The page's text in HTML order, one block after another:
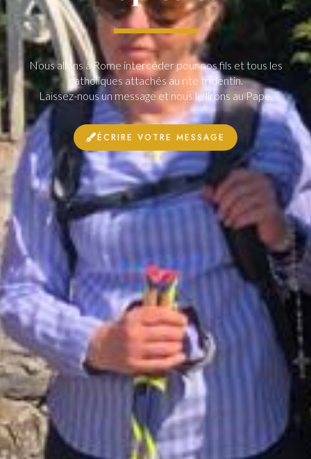
Nous allons à Rome intercéder pour nos fils et tous les
catholiques attachés au rite tridentin.
Laissez-nous un message et nous le lirons au Pape.
ÉCRIRE VOTRE MESSAGE